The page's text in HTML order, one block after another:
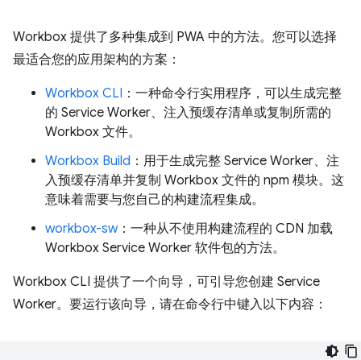
Workbox 提供了多种集成到 PWA 中的方法。您可以选择
最适合您的应用架构的方案：
Workbox CLI ：一种命令行实用程序，可以生成完整
的 Service Worker、注入预缓存清单或复制所需的
Workbox 文件。
Workbox Build ：用于生成完整 Service Worker、注
入预缓存清单并复制 Workbox 文件的 npm 模块。这
意味着需要与您自己的构建流程集成。
workbox-sw：一种从不使用构建流程的 CDN 加载
Workbox Service Worker 软件包的方法。
Workbox CLI 提供了一个向导，可引导您创建 Service
Worker。要运行该向导，请在命令行中键入以下内容：